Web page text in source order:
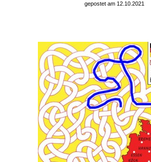
gepostet am 12.10.2021